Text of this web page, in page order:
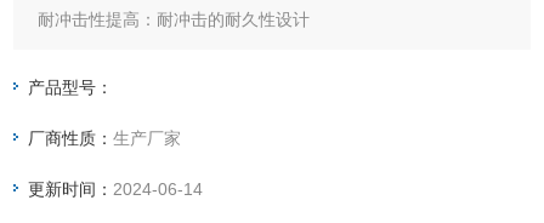
耐冲击性提高：耐冲击的耐久性设计
定（UW系列）
准（UW系列）
产品型号：
厂商性质：生产厂家
更新时间： 2024-06-14